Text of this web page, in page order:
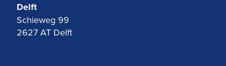
Delft
Schieweg 99
2627 AT Delft